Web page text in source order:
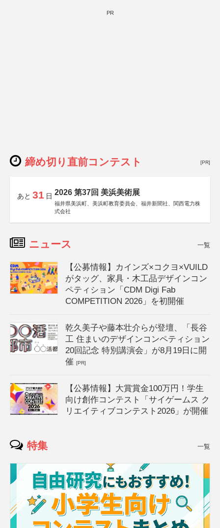
PR
締め切り直前コンテスト [PR]
あと 31 日 2026 第37回 美浜美術展
福井県美浜町、美浜町教育委員会、福井新聞社、関西電力株
式会社
ニュース 一覧
【公募情報】カインズ×コクヨ×VUILD
がタッグ、家具・木工品デザインコン
ペティション「CDM Digi Fab
COMPETITION 2026」を初開催
乾久美子や藤本壮介らが登壇、「長谷
工 住まいのデザインコンペティション
20回記念 特別講演会」が8月19日に開
催[PR]
【公募情報】大賞賞金100万円！学生
向け創作コンテスト「サイゲームス ク
リエイティブコンテスト2026」が開催
特集 一覧